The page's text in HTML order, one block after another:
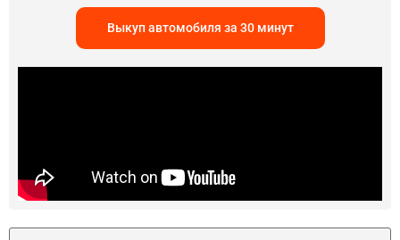
Выкуп автомобиля за 30 минут